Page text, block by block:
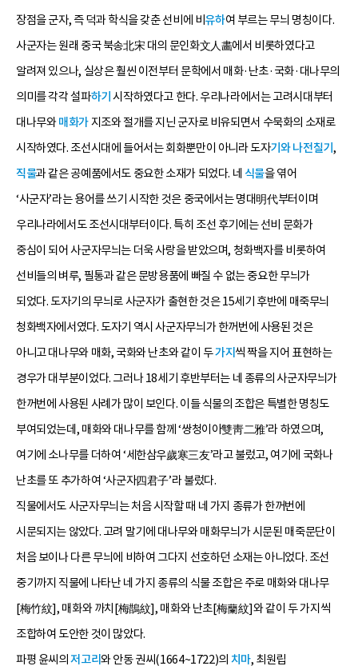
장점을 군자, 즉 덕과 학식을 갖춘 선비에 비 유하여 부르는 무늬 명칭이다.
사군자는 원래 중국 북송北宋 대의 문인화文人畵에서 비롯하였다고
알려져 있으나, 실상은 훨씬 이전부터 문학에서 매화·난초·국화·대나무의
의미를 각각 설파하기 시작하였다고 한다. 우리나라에서는 고려시대부터
대나무와매화가지조와 절개를 지닌 군자로 비유되면서 수묵화의 소재로
시작하였다. 조선시대에 들어서는 회화뿐만이 아니라 도자기와나전칠기 ,
직물과 같은 공예품에서도 중요한 소재가 되었다. 네 식물을 엮어
‘사군자’라는 용어를 쓰기 시작한 것은 중국에서는 명대明代부터이며
우리나라에서도 조선시대부터이다. 특히 조선 후기에는 선비 문화가
중심이 되어 사군자무늬는 더욱 사랑을 받았으며, 청화백자를 비롯하여
선비들의 벼루, 필통과 같은 문방용품에 빠질 수 없는 중요한 무늬가
되었다. 도자기의 무늬로 사군자가 출현한 것은 15세기 후반에 매죽무늬
청화백자에서였다. 도자기 역시 사군자무늬가 한꺼번에 사용된 것은
아니고 대나무와 매화, 국화와 난초와 같이 두가지 씩 짝을 지어 표현하는
경우가 대부분이었다. 그러나 18세기 후반부터는 네 종류의 사군자무늬가
한꺼번에 사용된 사례가 많이 보인다. 이들 식물의 조합은 특별한 명칭도
부여되었는데, 매화와 대나무를 함께 ‘쌍청이아雙靑二雅’라 하였으며,
여기에 소나무를 더하여 ‘세한삼우歲寒三友’라고 불렀고, 여기에 국화나
난초를 또 추가하여 ‘사군자四君子’라 불렀다.
직물에서도 사군자무늬는 처음 시작할 때 네 가지 종류가 한꺼번에
시문되지는 않았다. 고려 말기에 대나무와 매화무늬가 시문된 매죽문단이
처음 보이나 다른 무늬에 비하여 그다지 선호하던 소재는 아니었다. 조선
중기까지 직물에 나타난 네 가지 종류의 식물 조합은 주로 매화와 대나무
[梅竹紋], 매화와 까치[梅鵲紋], 매화와 난초[梅蘭紋]와 같이 두 가지씩
조합하여 도안한 것이 많았다.
파평 윤씨의저 고리와 안동 권씨(1664~1722)의 치마, 최원립